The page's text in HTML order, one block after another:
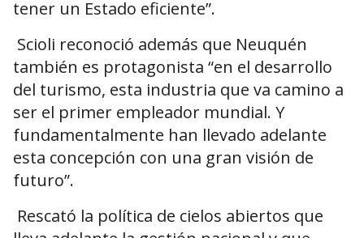
tener un Estado eficiente”.
Scioli reconoció además que Neuquén
también es protagonista “en el desarrollo
del turismo, esta industria que va camino a
ser el primer empleador mundial. Y
fundamentalmente han llevado adelante
esta concepción con una gran visión de
futuro”.
Rescató la política de cielos abiertos que